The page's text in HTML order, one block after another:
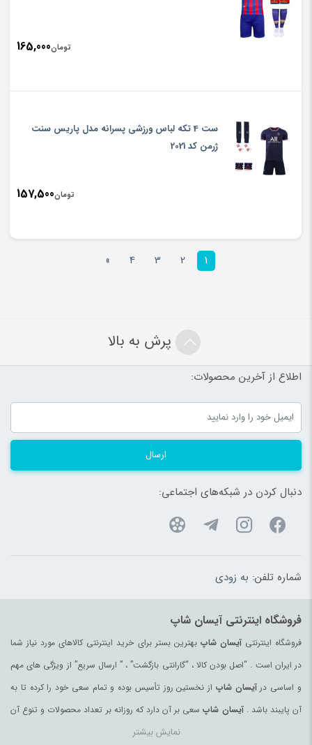
تومان165,000
ست 4 تکه لباس ورزشی پسرانه مدل پاریس سنت
ژرمن کد 2021
تومان157,500
1
2
3
4
»
پرش به بالا
اطلاع از آخرین محصولات:
ارسال
دنبال کردن در شبکه‌های اجتماعی:
شماره تلفن: به زودی
فروشگاه اینترنتی آیسان شاپ
فروشگاه اینترنتیآیسان شاپبهترین بستر برای خرید اینترنتی کالاهای مورد نیاز شما
در ایران است . “اصل بودن کالا ، “گارانتی بازگشت” ، ” ارسال سریع” از ویژگی های مهم
و اساسی درآیسان شاپ از نخستین روز تأسیس بوده و تمام سعی خود را کرده تا به
آن پایبند باشد .آیسان شاپ سعی بر آن دارد که روزانه بر تعداد محصولات و تنوع آن
بیفزاید تا بتواند نیاز همه ی افراد با هر نوع سلیقه را در خرید محصولات اینترنتی مرتفع
نمایش بیشتر